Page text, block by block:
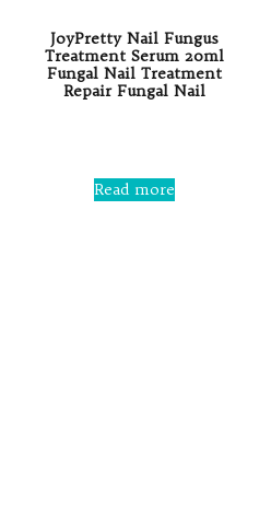
JoyPretty Nail Fungus
Treatment Serum 20ml
Fungal Nail Treatment
Repair Fungal Nail
5
Read more